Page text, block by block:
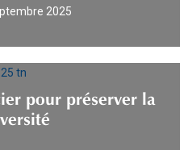
2025
pour préserver la